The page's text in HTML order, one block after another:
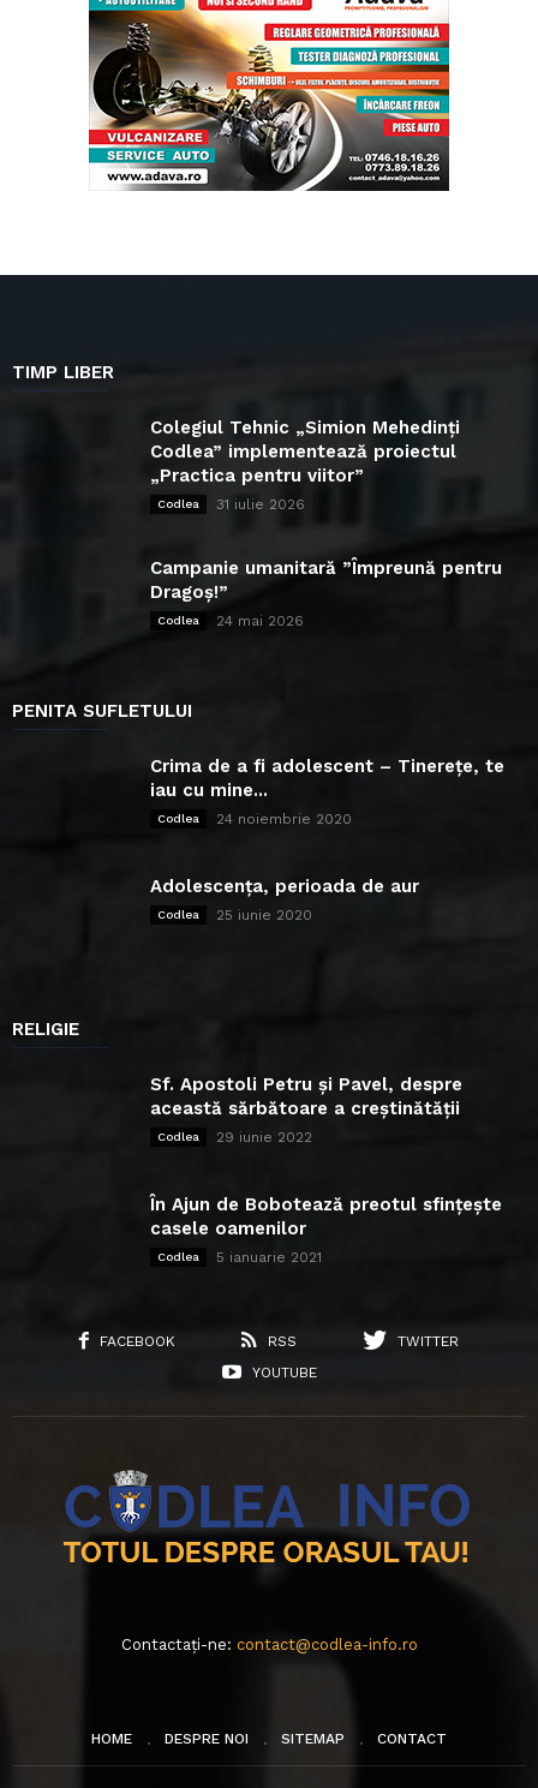
TIMP LIBER
Colegiul Tehnic „Simion Mehedinți
Codlea” implementează proiectul
„Practica pentru viitor”
Codlea 31 iulie 2026
Campanie umanitară ”Împreună pentru
Dragoș!”
Codlea 24 mai 2026
PENITA SUFLETULUI
Crima de a fi adolescent – Tinerețe, te
iau cu mine...
Codlea 24 noiembrie 2020
Adolescența, perioada de aur
Codlea 25 iunie 2020
RELIGIE
Sf. Apostoli Petru și Pavel, despre
această sărbătoare a creștinătății
Codlea 29 iunie 2022
În Ajun de Bobotează preotul sfințește
casele oamenilor
Codlea 5 ianuarie 2021
FACEBOOK RSS
TWITTER
YOUTUBE
Contactați-ne: contact@codlea-info.ro
HOME DESPRE NOI SITEMAP CONTACT